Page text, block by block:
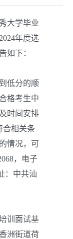
大学毕业
年度选
如下：
低分的顺
格考生中
时间安排
合相关条
情况，可
，电子
：中共汕
训面试基
洲街道荷